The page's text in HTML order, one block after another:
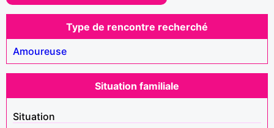
Type de rencontre recherché
Amoureuse
Situation familiale
Situation